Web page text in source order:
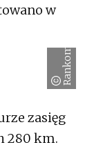
w
Rankomat.pl
zasięg
280 km.